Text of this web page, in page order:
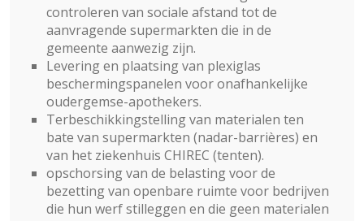
controleren van sociale afstand tot de
aanvragende supermarkten die in de
gemeente aanwezig zijn.
Levering en plaatsing van plexiglas
beschermingspanelen voor onafhankelijke
oudergemse-apothekers.
Terbeschikkingstelling van materialen ten
bate van supermarkten (nadar-barrières) en
van het ziekenhuis CHIREC (tenten).
opschorsing van de belasting voor de
bezetting van openbare ruimte voor bedrijven
die hun werf stilleggen en die geen materialen